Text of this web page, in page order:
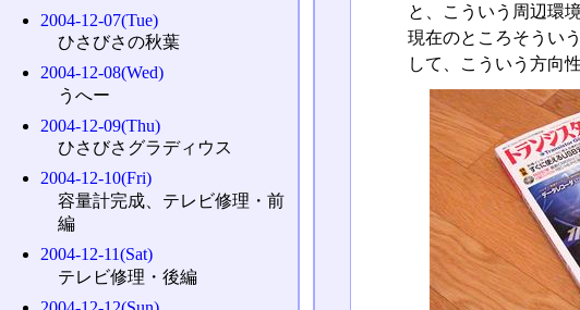
と、こういう周辺環
現在のところそうい
して、こういう方向
2004-12-07(Tue)
ひさびさの秋葉
2004-12-08(Wed)
うへー
2004-12-09(Thu)
ひさびさグラディウス
2004-12-10(Fri)
容量計完成、テレビ修理・前
編
2004-12-11(Sat)
テレビ修理・後編